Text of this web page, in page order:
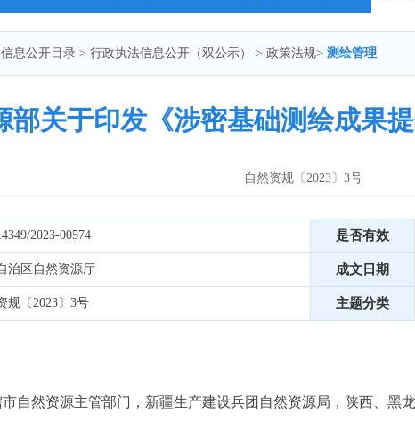
信息公开目录 > 行政执法信息公开（双公示） > 政策法规> 测绘管理
部关于印发《涉密基础测绘成果
自然资规〔2023〕3号
2023-00574 是否有效
治区自然资源厅 成文日期
规〔2023〕3号 主题分类
然资源主管部门，新疆生产建设兵团自然资源局，陕西、黑龙